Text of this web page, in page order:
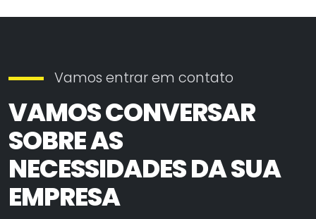
Vamos entrar em contato
VAMOS CONVERSAR
SOBRE AS
NECESSIDADES DA SUA
EMPRESA